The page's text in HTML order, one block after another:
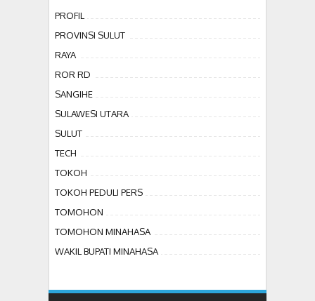
PROFIL
PROVINSI SULUT
RAYA
ROR RD
SANGIHE
SULAWESI UTARA
SULUT
TECH
TOKOH
TOKOH PEDULI PERS
TOMOHON
TOMOHON MINAHASA
WAKIL BUPATI MINAHASA